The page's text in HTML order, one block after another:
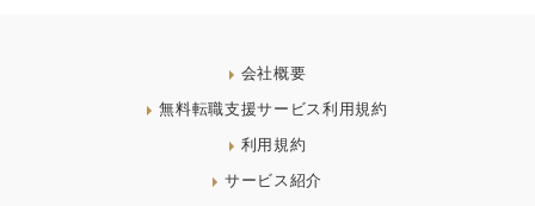
会社概要
無料転職支援サービス利用規約
利用規約
サービス紹介